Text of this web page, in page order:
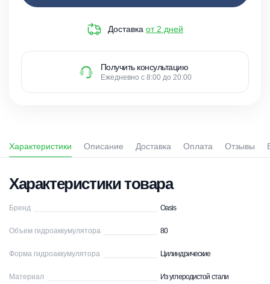
Доставка от 2 дней
Получить консультацию
Ежедневно с 8:00 до 20:00
Характеристики Описание Доставка Оплата Отзывы
Характеристики товара
Бренд Oasis
Объем гидроаккумулятора 80
Форма гидроаккумулятора Цилиндрические
Материал Из углеродистой стали